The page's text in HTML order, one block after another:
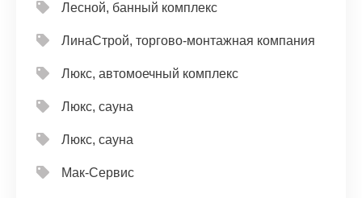
Лесной, банный комплекс
ЛинаСтрой, торгово-монтажная компания
Люкс, автомоечный комплекс
Люкс, сауна
Люкс, сауна
Мак-Сервис